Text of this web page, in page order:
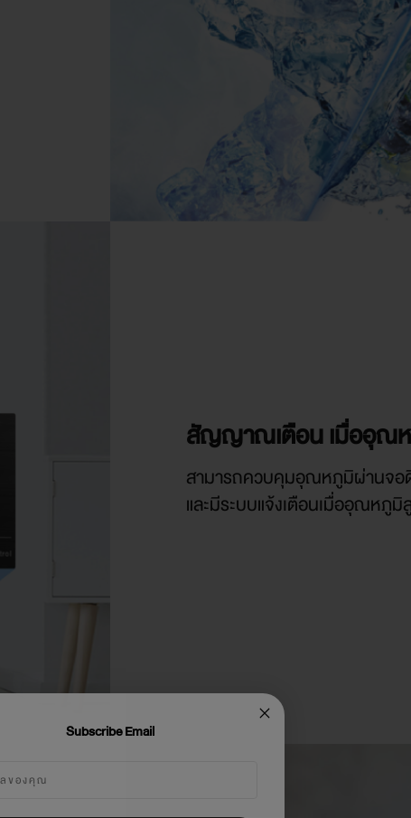
สัญญาณเตือน เมื่ออุณ
สามารถควบคุมอุณหภูมิผ่านจอ
และมีระบบแจ้งเตือนเมื่ออุณหภูมิ
Subscribe Email